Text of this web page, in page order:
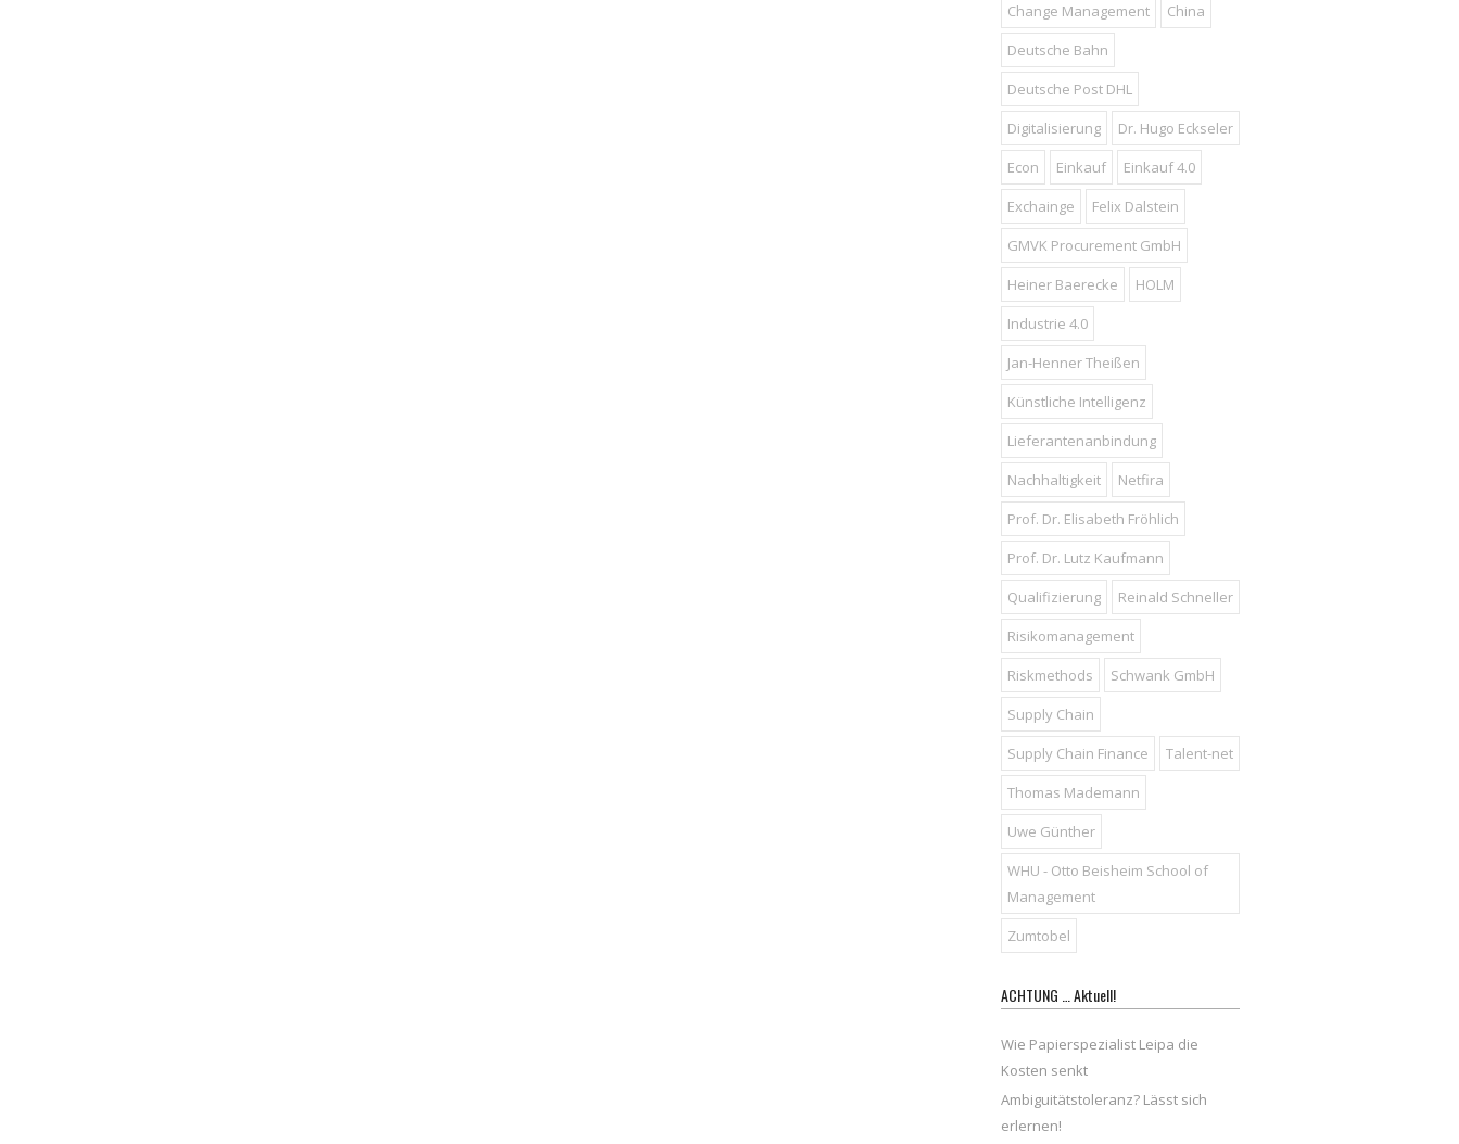
Change Management
China
Deutsche Bahn
Deutsche Post DHL
Digitalisierung
Dr. Hugo Eckseler
Econ
Einkauf
Einkauf 4.0
Exchainge
Felix Dalstein
GMVK Procurement GmbH
Heiner Baerecke
HOLM
Industrie 4.0
Jan-Henner Theißen
Künstliche Intelligenz
Lieferantenanbindung
Nachhaltigkeit
Netfira
Prof. Dr. Elisabeth Fröhlich
Prof. Dr. Lutz Kaufmann
Qualifizierung
Reinald Schneller
Risikomanagement
Riskmethods
Schwank GmbH
Supply Chain
Supply Chain Finance
Talent-net
Thomas Mademann
Uwe Günther
WHU - Otto Beisheim School of
Management
Zumtobel
ACHTUNG … Aktuell!
Wie Papierspezialist Leipa die
Kosten senkt
Ambiguitätstoleranz? Lässt sich
erlernen!